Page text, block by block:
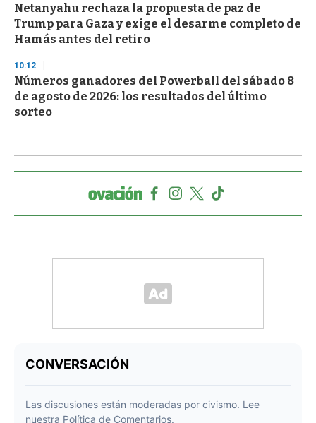
Netanyahu rechaza la propuesta de paz de
Trump para Gaza y exige el desarme completo de
Hamás antes del retiro
10:12
Números ganadores del Powerball del sábado 8
de agosto de 2026: los resultados del último
sorteo